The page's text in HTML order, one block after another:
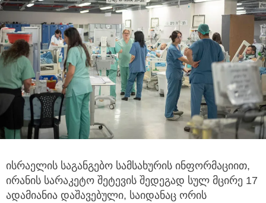
ისრაელის საგანგებო სამსახურის ინფორმაციით,
ირანის სარაკეტო შეტევის შედეგად სულ მცირე 17
ადამიანია დაშავებული, საიდანაც ორის